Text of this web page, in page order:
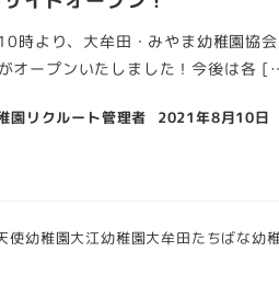
時より、大牟田・みやま幼稚園協会
オープンいたしました！今後は各
園リクルート管理者 2021年8月10日
使幼稚園大江幼稚園大牟田たちばな幼